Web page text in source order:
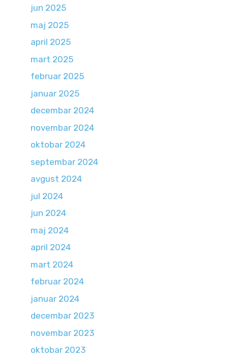
jun 2025
maj 2025
april 2025
mart 2025
februar 2025
januar 2025
decembar 2024
novembar 2024
oktobar 2024
septembar 2024
avgust 2024
jul 2024
jun 2024
maj 2024
april 2024
mart 2024
februar 2024
januar 2024
decembar 2023
novembar 2023
oktobar 2023